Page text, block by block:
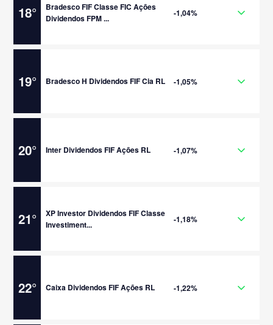
18°
Bradesco FIF Classe FIC Ações
Dividendos FPM ...
-1,04%
19° Bradesco H Dividendos FIF Cia RL -1,05%
20° Inter Dividendos FIF Ações RL -1,07%
21°
XP Investor Dividendos FIF Classe
Investiment...
-1,18%
22° Caixa Dividendos FIF Ações RL -1,22%